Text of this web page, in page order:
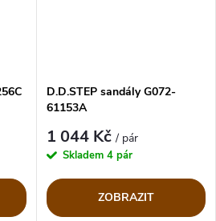
D.D.STEP sandály G072-
61153A
1 044 Kč/ pár
Skladem 4 pár
ZOBRAZIT